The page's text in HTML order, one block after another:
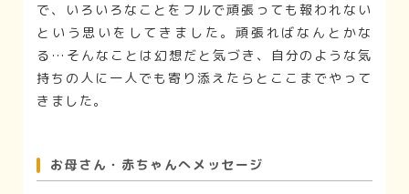
で、いろいろなことをフルで頑張っても報われない
という思いをしてきました。頑張ればなんとかな
る…そんなことは幻想だと気づき、自分のような気
持ちの人に一人でも寄り添えたらとここまでやって
きました。
お母さん・赤ちゃんへメッセージ